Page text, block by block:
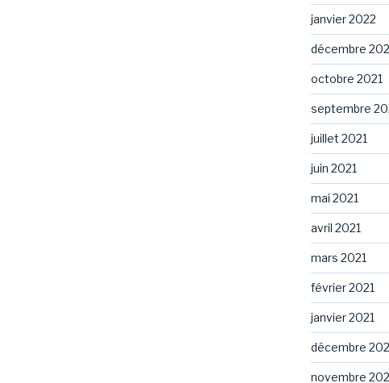
janvier 2022
décembre
octobre 2021
septembre
juillet 2021
juin 2021
mai 2021
avril 2021
mars 2021
février 2021
janvier 2021
décembre
novembre